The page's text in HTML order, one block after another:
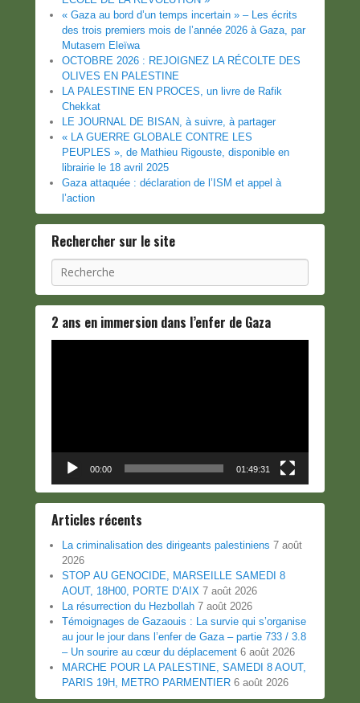
« Gaza au bord d’un temps incertain » – Les écrits
des trois premiers mois de l’année 2026 à Gaza, par
Mutasem Eleïwa
OCTOBRE 2026 : REJOIGNEZ LA RÉCOLTE DES
OLIVES EN PALESTINE
LA PALESTINE EN PROCES, un livre de Rafik
Chekkat
LE JOURNAL DE BISAN, à suivre, à partager
« LA GUERRE GLOBALE CONTRE LES
PEUPLES », de Mathieu Rigouste, disponible en
librairie le 18 avril 2025
Gaza attaquée : déclaration de l’ISM et appel à
l’action
Rechercher sur le site
Recherche
2 ans en immersion dans l’enfer de Gaza
00:00 01:49:31
Articles récents
La criminalisation des dirigeants palestiniens 7 août
2026
STOP AU GENOCIDE, MARSEILLE SAMEDI 8
AOUT, 18H00, PORTE D’AIX 7 août 2026
La résurrection du Hezbollah 7 août 2026
Témoignages de Gazaouis : La survie qui s’organise
au jour le jour dans l’enfer de Gaza – partie 733 / 3.8
– Un sourire au cœur du déplacement 6 août 2026
MARCHE POUR LA PALESTINE, SAMEDI 8 AOUT,
PARIS 19H, METRO PARMENTIER 6 août 2026